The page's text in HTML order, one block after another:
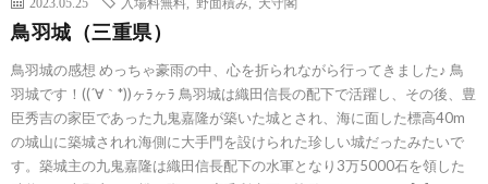
鳥羽城（三重県）
鳥羽城の感想 めっちゃ豪雨の中、心を折られながら行ってきました♪ 鳥
羽城です！((´∀｀*))ヶﾗヶﾗ 鳥羽城は織田信長の配下で活躍し、その後、豊
臣秀吉の家臣であった九鬼嘉隆が築いた城とされ、海に面した標高40m
の城山に築城されれ海側に大手門を設けられた珍しい城だったみたいで
す。築城主の九鬼嘉隆は織田信長配下の水軍となり3万5000石を領した